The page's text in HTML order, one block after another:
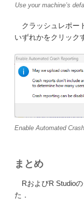
Use your machine’s
クラッシュレポー
いずれかをクリック
Enable Automated
まとめ
RおよびR Studioの
た．